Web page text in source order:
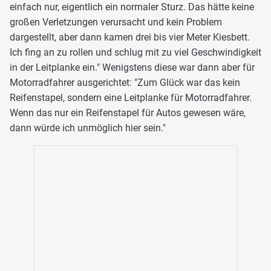
einfach nur, eigentlich ein normaler Sturz. Das hätte keine
großen Verletzungen verursacht und kein Problem
dargestellt, aber dann kamen drei bis vier Meter Kiesbett.
Ich fing an zu rollen und schlug mit zu viel Geschwindigkeit
in der Leitplanke ein." Wenigstens diese war dann aber für
Motorradfahrer ausgerichtet: "Zum Glück war das kein
Reifenstapel, sondern eine Leitplanke für Motorradfahrer.
Wenn das nur ein Reifenstapel für Autos gewesen wäre,
dann würde ich unmöglich hier sein."